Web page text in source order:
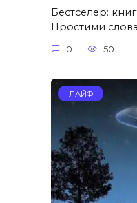
Бестселер:
Простими
0 50
ЛАЙФ